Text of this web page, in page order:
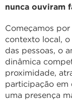
nunca ouviram
Começamos
contexto local,
das pessoas, o
dinâmica
proximidade,
participação em
uma presença